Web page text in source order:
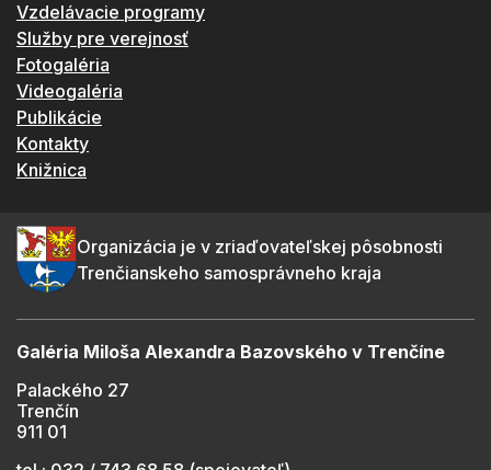
Vzdelávacie programy
Služby pre verejnosť
Fotogaléria
Videogaléria
Publikácie
Kontakty
Knižnica
Organizácia je v zriaďovateľskej pôsobnosti
Trenčianskeho samosprávneho kraja
Galéria Miloša Alexandra Bazovského v Trenčíne
Palackého 27
Trenčín
911 01